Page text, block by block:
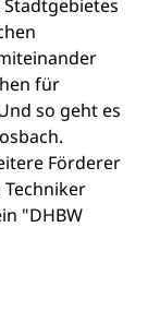
für
so geht es
Förderer
Techniker
"DHBW